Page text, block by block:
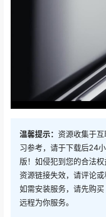
温馨提示： 资源收集于
习参考，请于下载后24
版！如侵犯到您的合法
资源链接失效，请评论或
如需安装服务，请先购买
远程为你服务。